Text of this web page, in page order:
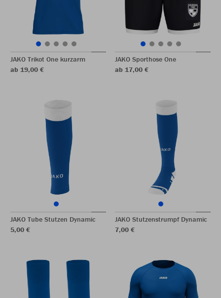
JAKO Trikot One kurzarm
ab 19,00 €
JAKO Sporthose One
ab 17,00 €
JAKO Tube Stutzen Dynamic
5,00 €
JAKO Stutzenstrumpf Dynamic
7,00 €